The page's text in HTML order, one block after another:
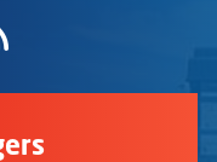
une
Flux RSS